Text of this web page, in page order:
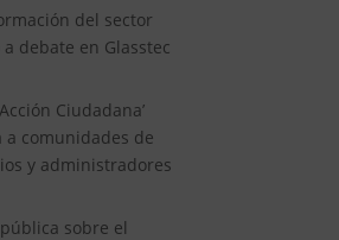
del sector
debate en Glasstec
Ciudadana’
a comunidades de
y administradores
sobre el